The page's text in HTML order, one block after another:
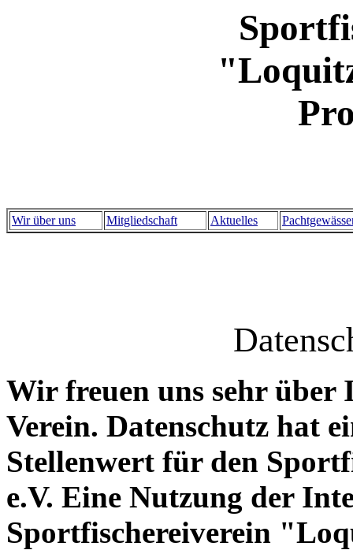
Wir über uns Mitgliedschaft Aktuelles
Wir freuen uns sehr über
Verein. Datenschutz hat
Stellenwert für den
e.V. Eine Nutzung der
Sportfischereiverein